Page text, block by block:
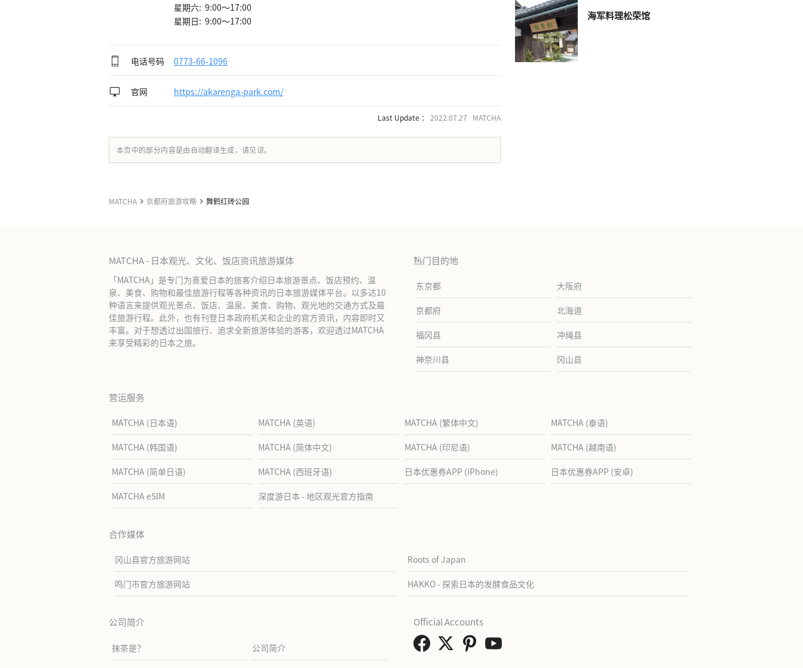
星期六: 9:00～17:00
星期日: 9:00～17:00
电话号码 0773-66-1096
官网 https://akarenga-park.com/
Last Update ： 2022.07.27 MATCHA
本页中的部分内容是由自动翻译生成，请见谅。
海军料理松荣馆
MATCHA 京都府旅游攻略 舞鹤红砖公园
MATCHA - 日本观光、文化、饭店资讯旅游媒体
「MATCHA」是专门为喜爱日本的旅客介绍日本旅游景点、饭店预约、温
泉、美食、购物和最佳旅游行程等各种资讯的日本旅游媒体平台。以多达10
种语言来提供观光景点、饭店、温泉、美食、购物、观光地的交通方式及最
佳旅游行程。此外，也有刊登日本政府机关和企业的官方资讯，内容即时又
丰富。对于想透过出国旅行、追求全新旅游体验的游客，欢迎透过MATCHA
来享受精彩的日本之旅。
热门目的地
东京都 大阪府
京都府 北海道
福冈县 冲绳县
神奈川县 冈山县
营运服务
MATCHA (日本语) MATCHA (英语) MATCHA (繁体中文) MATCHA (泰语)
MATCHA (韩国语) MATCHA (简体中文) MATCHA (印尼语) MATCHA (越南语)
MATCHA (简单日语) MATCHA (西班牙语) 日本优惠券APP (iPhone) 日本优惠券APP (安卓)
MATCHA eSIM 深度游日本 - 地区观光官方指南
合作媒体
冈山县官方旅游网站 Roots of Japan
鸣门市官方旅游网站 HAKKO - 探索日本的发酵食品文化
公司简介
抹茶是？ 公司简介
Official Accounts